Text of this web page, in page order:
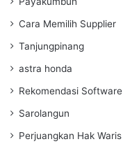
Cara Memilih Supplier
Tanjungpinang
astra honda
Rekomendasi Software
Sarolangun
Perjuangkan Hak Waris